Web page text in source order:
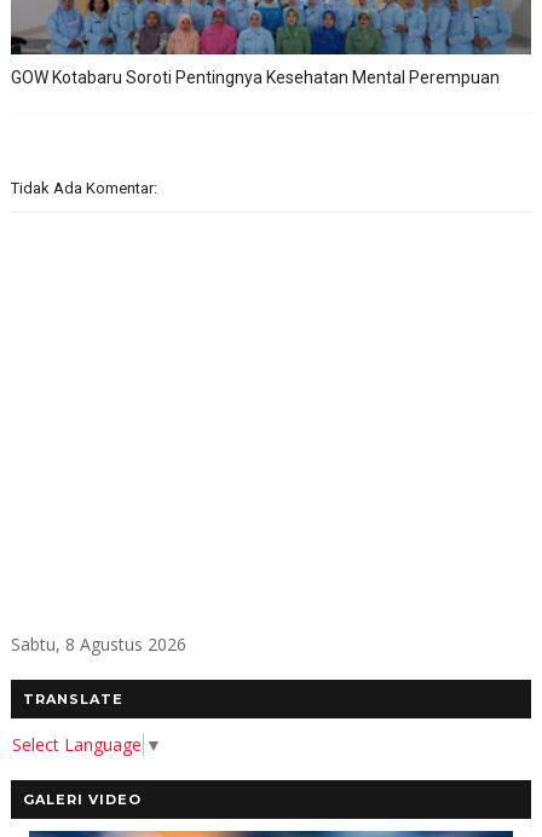
GOW Kotabaru Soroti Pentingnya Kesehatan Mental Perempuan
Tidak Ada Komentar:
Sabtu, 8 Agustus 2026
TRANSLATE
Select Language ▼
GALERI VIDEO